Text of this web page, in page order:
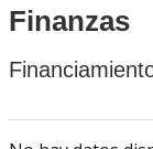
Finanzas